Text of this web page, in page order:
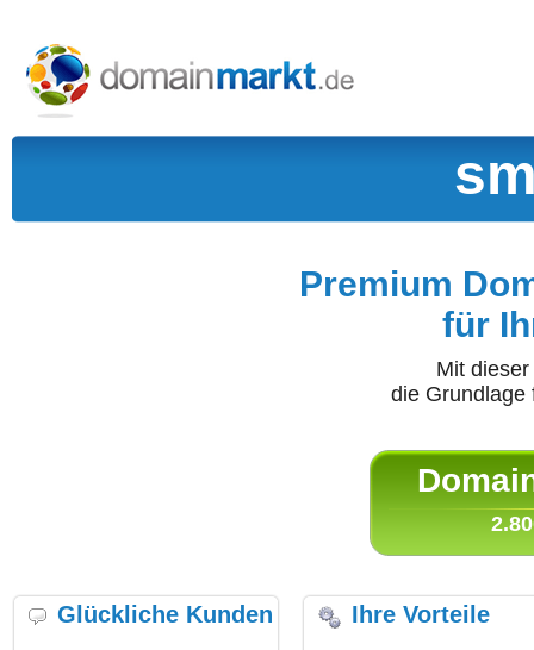
Premium
für
Mit
die
Glückliche Kunden Ihre Vorteile